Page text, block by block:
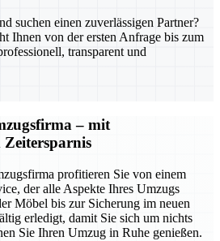
suchen einen zuverlässigen Partner?
Ihnen von der ersten Anfrage bis zum
transparent und
– mit
profitieren Sie von einem
der alle Aspekte Ihres Umzugs
Möbel bis zur Sicherung im neuen
erledigt, damit Sie sich um nichts
Sie Ihren Umzug in Ruhe genießen.